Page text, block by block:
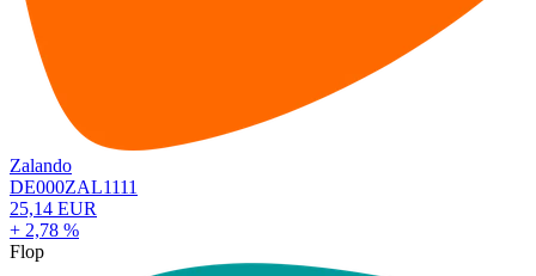
Zalando
DE000ZAL1111
25,14 EUR
+ 2,78 %
Flop